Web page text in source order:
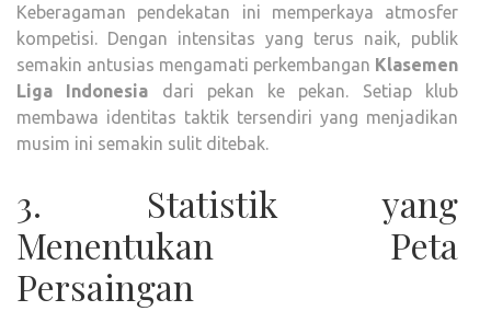
Keberagaman pendekatan ini memperkaya atmosfer
kompetisi. Dengan intensitas yang terus naik, publik
semakin antusias mengamati perkembangan Klasemen
Liga Indonesia dari pekan ke pekan. Setiap klub
membawa identitas taktik tersendiri yang menjadikan
musim ini semakin sulit ditebak.
3. Statistik yang
Menentukan Peta
Persaingan